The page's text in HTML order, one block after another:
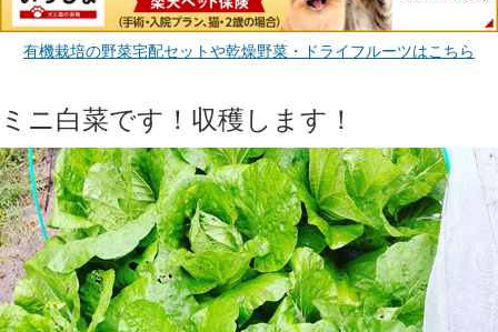
有機栽培の野菜宅配セットや乾燥野菜・ドライフルーツはこちら
ミニ白菜です！収穫します！